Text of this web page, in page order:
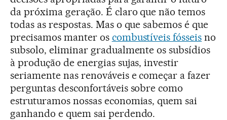
da próxima geração. É claro que não temos
todas as respostas. Mas o que sabemos é que
precisamos manter os combustíveis fósseis no
subsolo, eliminar gradualmente os subsídios
à produção de energias sujas, investir
seriamente nas renováveis e começar a fazer
perguntas desconfortáveis sobre como
estruturamos nossas economias, quem sai
ganhando e quem sai perdendo.